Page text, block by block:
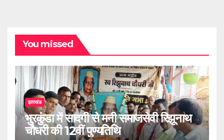
You missed
झारखंड
भुरकुंडा में सादगी से मनी समाजसेवी रिझूनाथ
चौधरी की 12वीं पुण्यतिथि